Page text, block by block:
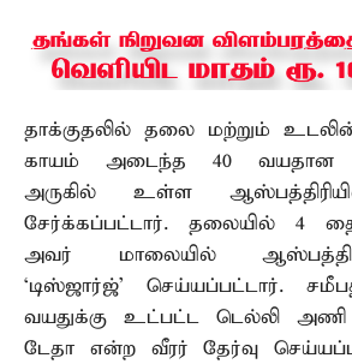
தாக்குதலில் தலை மற்றும்
காயம் அடைந்த 40 வயதான
அருகில் உள்ள
சேர்க்கப்பட்டார். தலையில் 4
அவர் மாலையில்
‘டிஸ்ஜார்ஜ்’ செய்யப்பட்டார்.
வயதுக்கு உட்பட்ட டெல்லி
டேதா என்ற வீரர் தேர்வு